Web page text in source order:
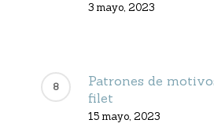
3 mayo, 2023
Patrones de
filet
15 mayo, 2023